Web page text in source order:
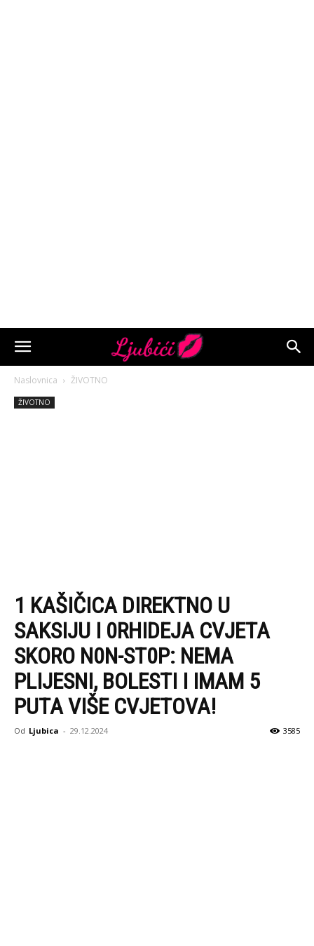
Naslovnica ŽIVOTNO
ŽIVOTNO
1 KAŠIČICA DIREKTNO U
SAKSIJU I 0RHIDEJA CVJETA
SKORO N0N-ST0P: NEMA
PLIJESNI, BOLESTI I IMAM 5
PUTA VIŠE CVJETOVA!
Od Ljubica - 29.12.2024 3585